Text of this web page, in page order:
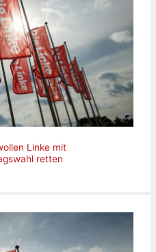
Linke mit
retten